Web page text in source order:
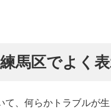
練馬区でよく
、何らかトラブルが